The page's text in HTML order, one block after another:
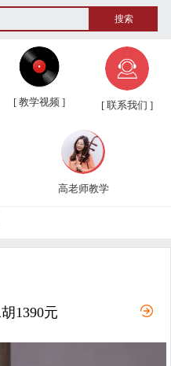
[ 教学视频 ] [ 联系我们 ]
高老师教学
余二胡友...
新琴应知应...
二胡演奏弓...
1390元